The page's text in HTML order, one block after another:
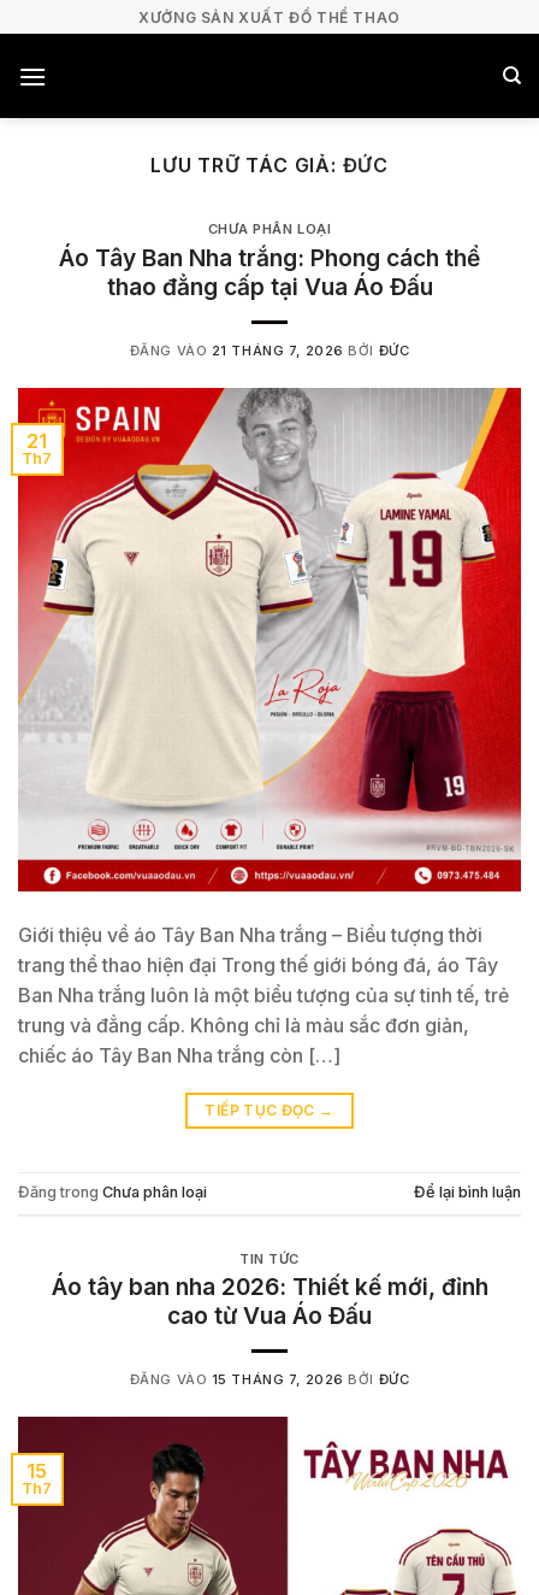
nội
XƯỞNG SẢN XUẤT ĐỒ THỂ THAO
LƯU TRỮ TÁC GIẢ: ĐỨC
CHƯA PHÂN LOẠI
Áo Tây Ban Nha trắng: Phong cách thể
thao đẳng cấp tại Vua Áo Đấu
ĐĂNG VÀO 21 THÁNG 7, 2026 BỞI ĐỨC
21
Th7
Giới thiệu về áo Tây Ban Nha trắng – Biểu tượng thời
trang thể thao hiện đại Trong thế giới bóng đá, áo Tây
Ban Nha trắng luôn là một biểu tượng của sự tinh tế, trẻ
trung và đẳng cấp. Không chỉ là màu sắc đơn giản,
chiếc áo Tây Ban Nha trắng còn […]
TIẾP TỤC ĐỌC →
Đăng trong Chưa phân loại Để lại bình luận
TIN TỨC
Áo tây ban nha 2026: Thiết kế mới, đỉnh
cao từ Vua Áo Đấu
ĐĂNG VÀO 15 THÁNG 7, 2026 BỞI ĐỨC
15
Th7